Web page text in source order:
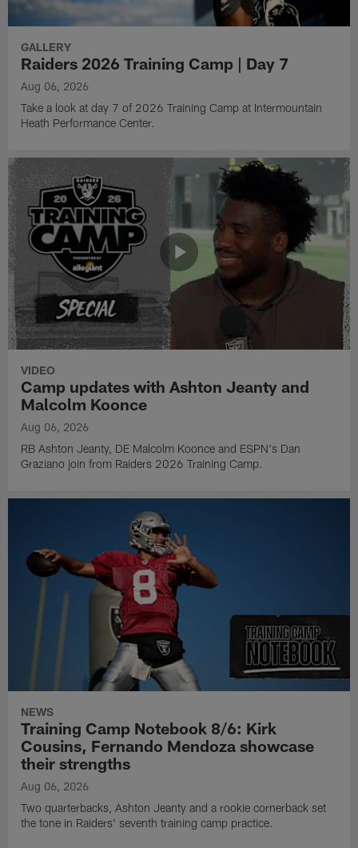
GALLERY
Raiders 2026 Training Camp | Day 7
Aug 06, 2026
Take a look at day 7 of 2026 Training Camp at Intermountain
Heath Performance Center.
VIDEO
Camp updates with Ashton Jeanty and
Malcolm Koonce
Aug 06, 2026
RB Ashton Jeanty, DE Malcolm Koonce and ESPN's Dan
Graziano join from Raiders 2026 Training Camp.
NEWS
Training Camp Notebook 8/6: Kirk
Cousins, Fernando Mendoza showcase
their strengths
Aug 06, 2026
Two quarterbacks, Ashton Jeanty and a rookie cornerback set
the tone in Raiders' seventh training camp practice.